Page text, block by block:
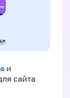
и
сайта